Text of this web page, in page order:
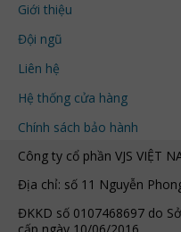
Giới thiệu
Đội ngũ
Liên hệ
Hệ thống cửa hàng
Chính sách bảo hành
Công ty cổ phần VJS VIỆT
Địa chỉ: số 11 Nguyễn
ĐKKD số 0107468697 do